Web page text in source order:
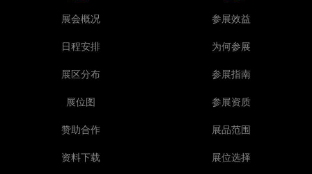
展会概况
日程安排
展区分布
展位图
赞助合作
资料下载
参展效益
为何参展
参展指南
参展资质
展品范围
展位选择